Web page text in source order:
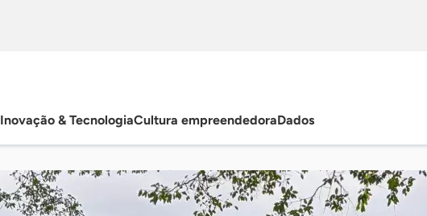
Inovação & TecnologiaCultura empreendedoraDados